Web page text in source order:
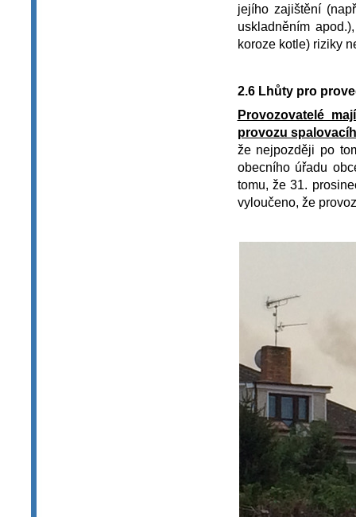
jejího zajištění
uskladněním
koroze kotle) riziky
2.6 Lhůty pro
Provozovatelé
provozu
že nejpozději po
obecního úřadu
tomu, že 31.
vyloučeno, že